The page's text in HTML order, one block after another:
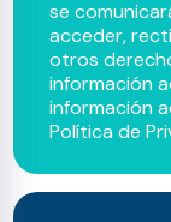
se
acceder,
otros
información
información
Política de